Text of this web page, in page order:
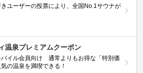
ユーザーの投票により、全国No.1サウナが
温泉プレミアムクーポン
バイル会員向け 通常よりもお得な「特別価
の温泉を満喫できる！